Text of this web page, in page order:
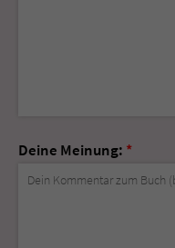
Deine Meinung: *